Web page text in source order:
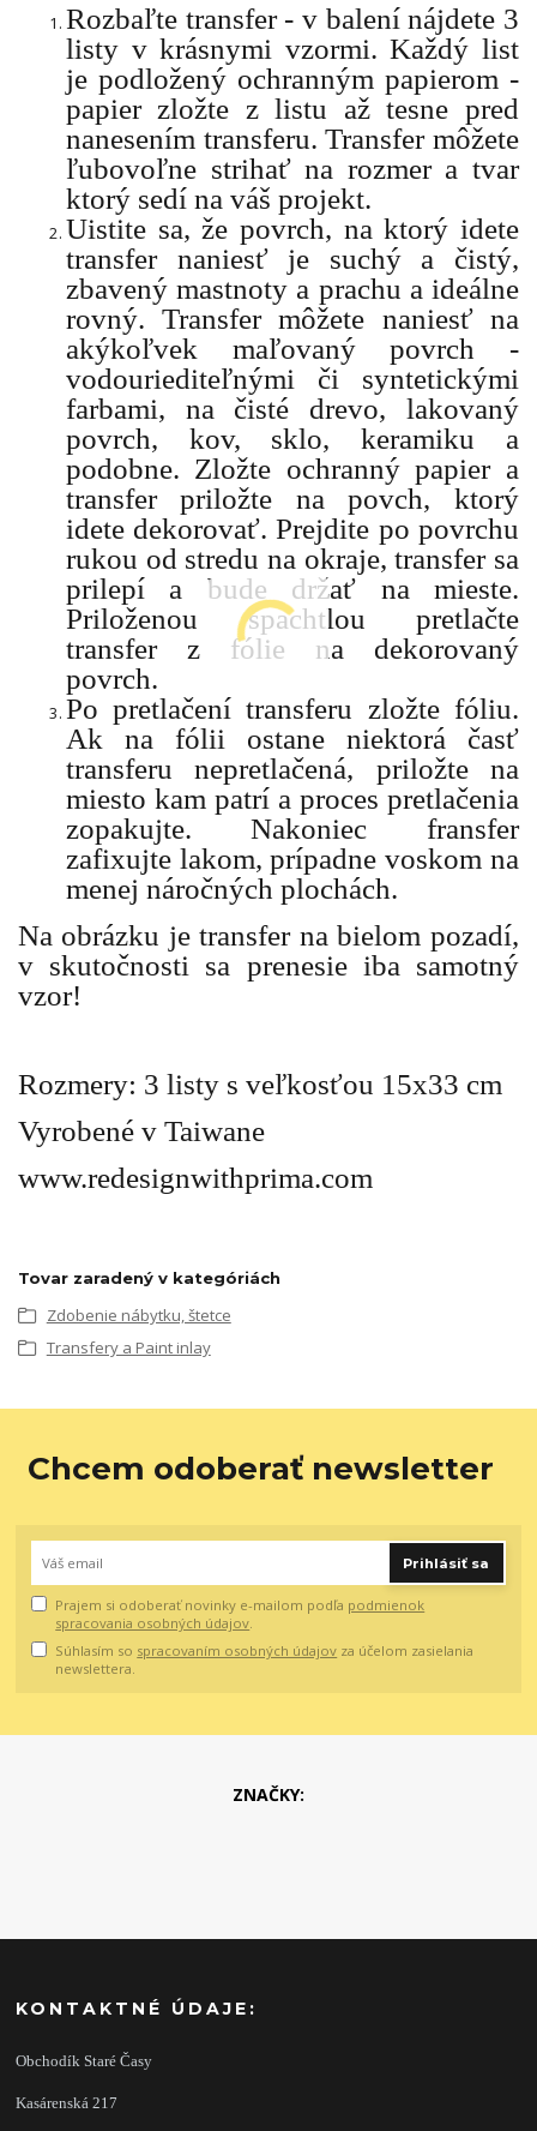
Rozbaľte transfer - v balení nájdete 3
listy v krásnymi vzormi. Každý list
je podložený ochranným papierom -
papier zložte z listu až tesne pred
nanesením transferu. Transfer môžete
ľubovoľne strihať na rozmer a tvar
ktorý sedí na váš projekt.
Uistite sa, že povrch, na ktorý idete
transfer naniesť je suchý a čistý,
zbavený mastnoty a prachu a ideálne
rovný. Transfer môžete naniesť na
akýkoľvek maľovaný povrch -
vodouriediteľnými či syntetickými
farbami, na čisté drevo, lakovaný
povrch, kov, sklo, keramiku a
podobne. Zložte ochranný papier a
transfer priložte na povch, ktorý
idete dekorovať. Prejdite po povrchu
rukou od stredu na okraje, transfer sa
prilepí a bude držať na mieste.
Priloženou špachtlou pretlačte
transfer z fólie na dekorovaný
povrch.
Po pretlačení transferu zložte fóliu.
Ak na fólii ostane niektorá časť
transferu nepretlačená, priložte na
miesto kam patrí a proces pretlačenia
zopakujte. Nakoniec fransfer
zafixujte lakom, prípadne voskom na
menej náročných plochách.
Na obrázku je transfer na bielom pozadí,
v skutočnosti sa prenesie iba samotný
vzor!
Rozmery: 3 listy s veľkosťou 15x33 cm
Vyrobené v Taiwane
www.redesignwithprima.com
Tovar zaradený v kategóriách
Zdobenie nábytku, štetce
Transfery a Paint inlay
Chcem odoberať newsletter
Prihlásiť sa
Prajem si odoberať novinky e-mailom podľa podmienok
spracovania osobných údajov
Súhlasím so spracovaním osobných údajov za účelom zasielania
newslettera.
ZNAČKY:
KONTAKTNÉ ÚDAJE:
Obchodík Staré Časy
Kasárenská 217